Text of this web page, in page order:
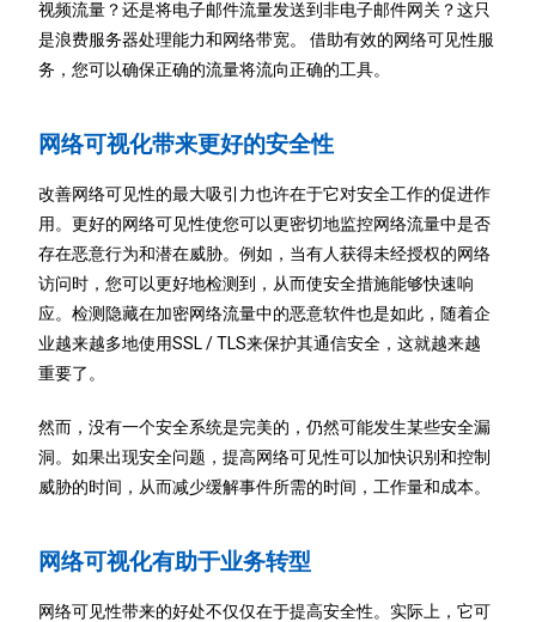
视频流量？还是将电子邮件流量发送到非电子邮件网关？这只
是浪费服务器处理能力和网络带宽。
借助有效的网络可见性服
务，您可以确保正确的流量将流向正确的工具。
网络可视化带来更好的安全性
改善网络可见性的最大吸引力也许在于它对安全工作的促进作
用。更好的网络可见性使您可以更密切地监控网络流量中是否
存在恶意行为和潜在威胁。例如，当有人获得未经授权的网络
访问时，您可以更好地检测到，从而使安全措施能够快速响
应。检测隐藏在加密网络流量中的恶意软件也是如此，随着企
业越来越多地使用SSL / TLS来保护其通信安全，这就越来越
重要了。
然而，没有一个安全系统是完美的，仍然可能发生某些安全漏
洞。如果出现安全问题，提高网络可见性可以加快识别和控制
威胁的时间，从而减少缓解事件所需的时间，工作量和成本。
网络可视化有助于业务转型
网络可见性带来的好处不仅仅在于提高安全性。实际上，它可